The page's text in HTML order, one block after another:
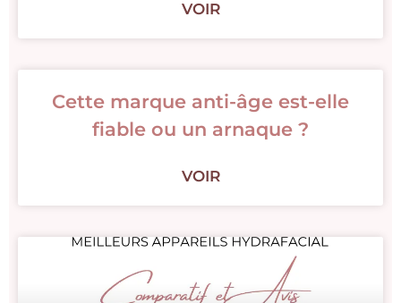
VOIR
Cette marque anti-âge est-elle
fiable ou un arnaque ?
VOIR